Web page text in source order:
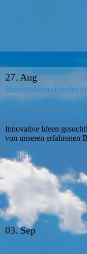
27. Aug
Wir informieren
für innovative
Innovative Ideen
von unseren erfahrenen
MEHR DAZU
03. Sep
Netzwerk­treffen